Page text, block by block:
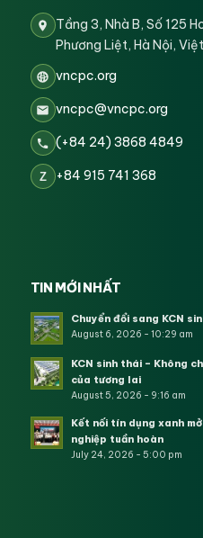
Tầng 3, Nhà B, Số 125
Phương Liệt, Hà Nội,
vncpc.org
vncpc@vncpc.org
(+84 24) 3868 4849
Z +84 915 741 368
TIN MỚI NHẤT
Chuyển đổi sang KCN
August 6, 2026 - 10:29 am
KCN sinh thái – Không
của tương lai
August 5, 2026 - 9:16 am
Kết nối tín dụng xanh
nghiệp tuần hoàn
July 24, 2026 - 5:00 pm